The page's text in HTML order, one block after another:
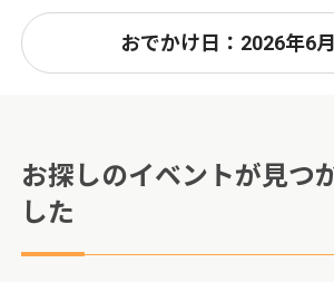
おでかけ日：2026年6
お探しのイベントが見つ
した